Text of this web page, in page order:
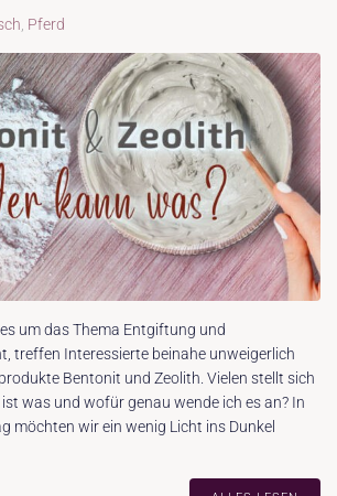
, Pferd
um das Thema Entgiftung und
treffen Interessierte beinahe unweigerlich
Bentonit und Zeolith. Vielen stellt sich
was und wofür genau wende ich es an? In
möchten wir ein wenig Licht ins Dunkel